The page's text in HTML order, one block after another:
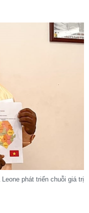
phát triển chuỗi giá trị